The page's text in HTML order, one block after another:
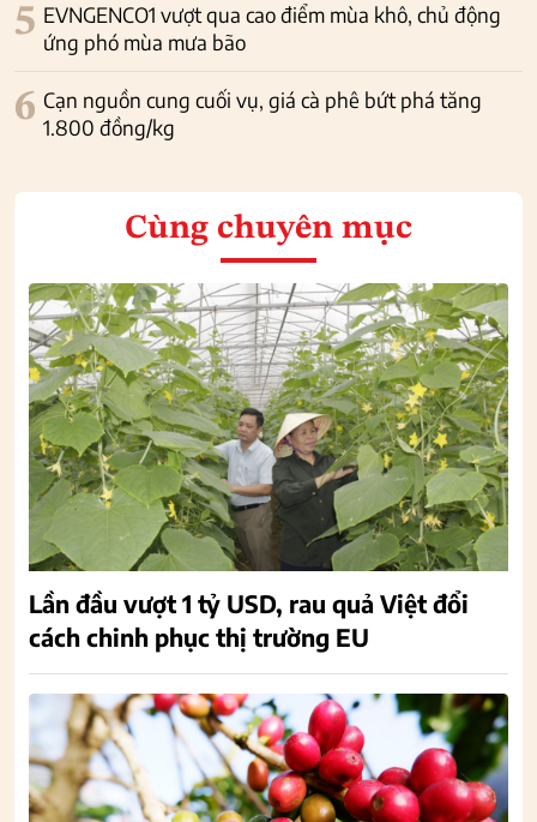
5 EVNGENCO1 vượt qua cao điểm mùa khô, chủ động
ứng phó mùa mưa bão
6 Cạn nguồn cung cuối vụ, giá cà phê bứt phá tăng
1.800 đồng/kg
Cùng chuyên mục
Lần đầu vượt 1 tỷ USD, rau quả Việt đổi
cách chinh phục thị trường EU